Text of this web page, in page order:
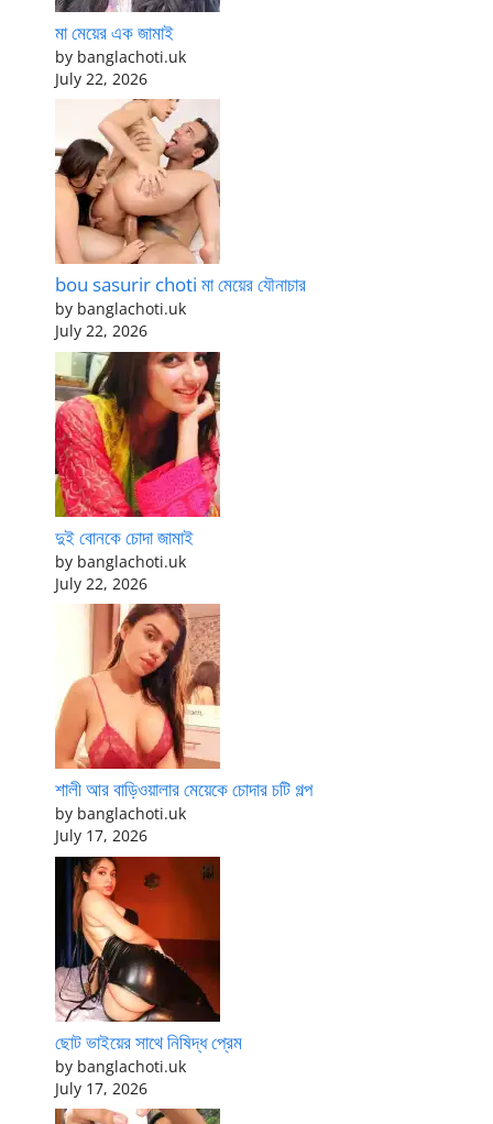
মা মেয়ের এক জামাই
by banglachoti.uk
July 22, 2026
bou sasurir choti মা মেয়ের যৌনাচার
by banglachoti.uk
July 22, 2026
দুই বোনকে চোদা জামাই
by banglachoti.uk
July 22, 2026
শালী আর বাড়িওয়ালার মেয়েকে চোদার চটি গল্প
by banglachoti.uk
July 17, 2026
ছোট ভাইয়ের সাথে নিষিদ্ধ প্রেম
by banglachoti.uk
July 17, 2026